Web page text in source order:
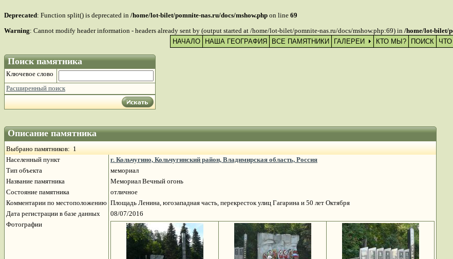
Deprecated: Function split() is deprecated in /home/lot-bilet/pomnite-nas.ru/docs/mshow.php on line 69
Warning: Cannot modify header information - headers already sent by (output started at /home/lot-bilet/pomnite-nas.ru/docs/mshow.php:69) in /home/lot-bilet/
НАЧАЛО НАША ГЕОГРАФИЯ ВСЕ ПАМЯТНИКИ ГАЛЕРЕИ КТО МЫ? ПОИСК
Поиск памятника
Ключевое слово
Расширенный поиск
Описание памятника
Выбрано памятников: 1
Населенный пункт
г. Кольчугино, Кольчугинский район, Владимирская область, Россия
Тип объекта
мемориал
Название памятника
Мемориал Вечный огонь
Состояние памятника
отличное
Комментарии по местоположению Площадь Ленина, югозападная часть, перекресток улиц Гагарина и 50 лет Октября
Дата регистрации в базе данных
08/07/2016
Фотографии